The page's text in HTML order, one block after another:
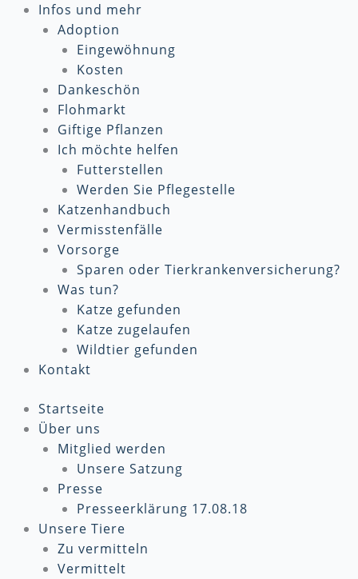
Infos und mehr
Adoption
Eingewöhnung
Kosten
Dankeschön
Flohmarkt
Giftige Pflanzen
Ich möchte helfen
Futterstellen
Werden Sie Pflegestelle
Katzenhandbuch
Vermisstenfälle
Vorsorge
Sparen oder Tierkrankenversicherung?
Was tun?
Katze gefunden
Katze zugelaufen
Wildtier gefunden
Kontakt
Startseite
Über uns
Mitglied werden
Unsere Satzung
Presse
Presseerklärung 17.08.18
Unsere Tiere
Zu vermitteln
Vermittelt